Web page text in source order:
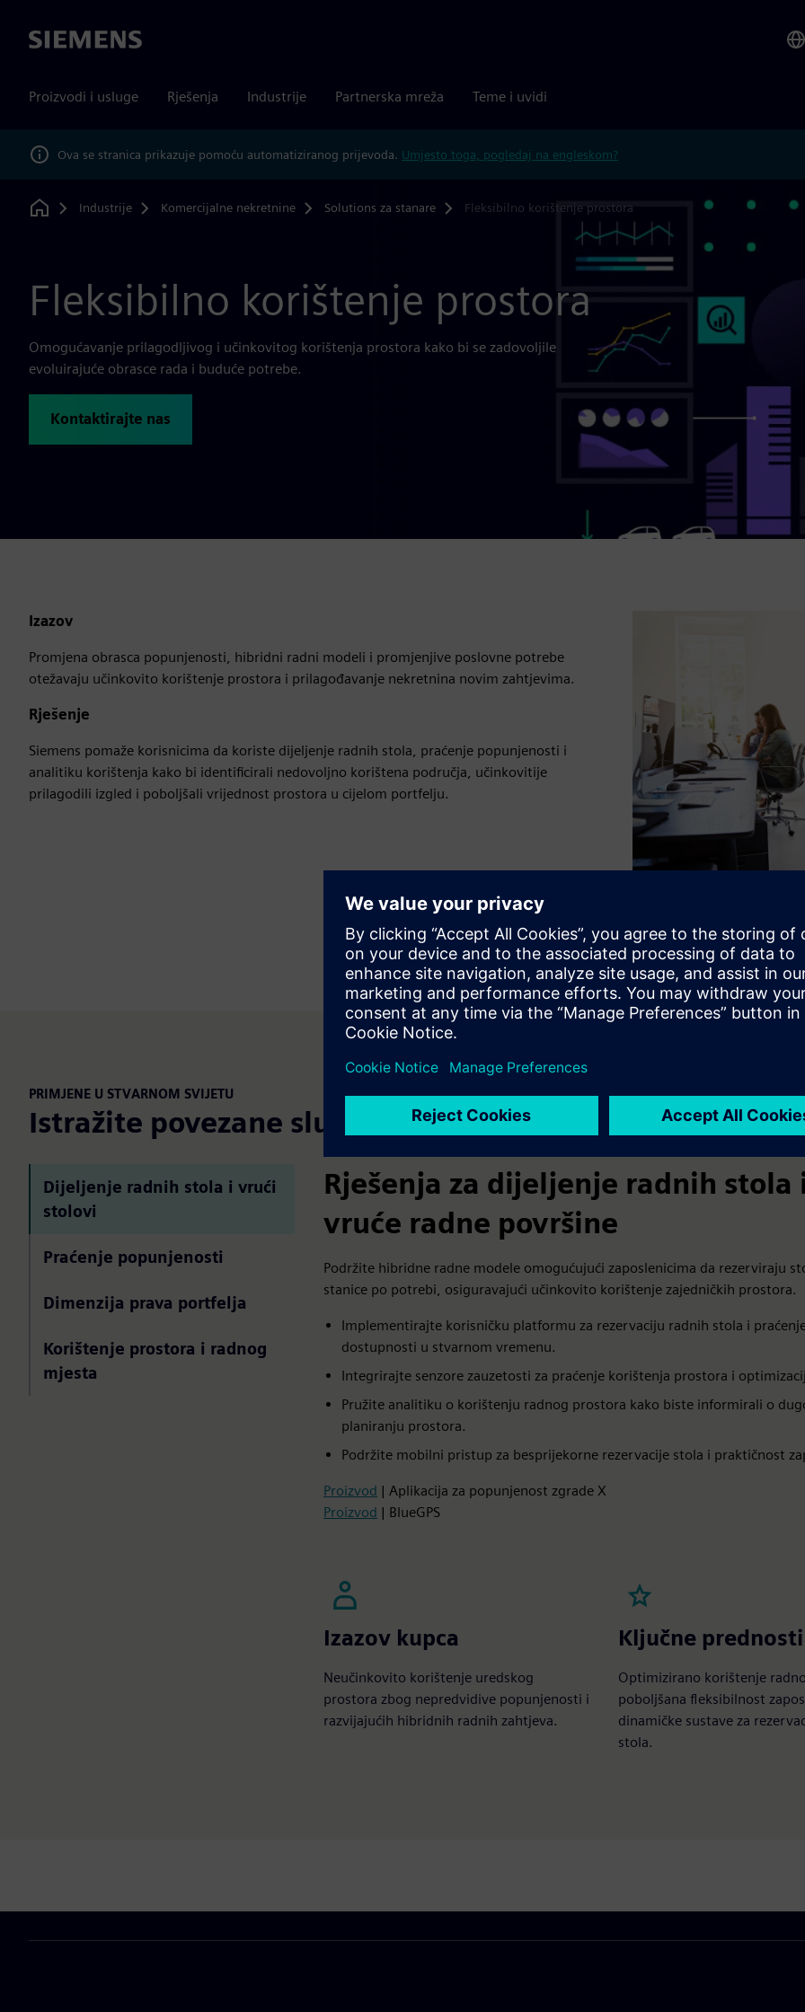
Siemens
Proizvodi i usluge Rješenja Industrije Partnerska mreža Teme i uvidi
Ova se stranica prikazuje pomoću automatiziranog prijevoda. Umjesto toga, pogledaj na engleskom?
Home
Industrije Komercijalne nekretnine Solutions za stanare Fleksibilno korištenje prostora
Fleksibilno korištenje prostora
Omogućavanje prilagodljivog i učinkovitog korištenja prostora kako bi se zadovoljile
evoluirajuće obrasce rada i buduće potrebe.
Kontaktirajte nas
Izazov
Promjena obrasca popunjenosti, hibridni radni modeli i promjenjive poslovne potrebe
otežavaju učinkovito korištenje prostora i prilagođavanje nekretnina novim zahtjevima.
Rješenje
Siemens pomaže korisnicima da koriste dijeljenje radnih stola, praćenje popunjenosti i
analitiku korištenja kako bi identificirali nedovoljno korištena područja, učinkovitije
prilagodili izgled i poboljšali vrijednost prostora u cijelom portfelju.
PRIMJENE U STVARNOM SVIJETU
Istražite povezane slučajeve upotrebe
Dijeljenje radnih stola i vrući
stolovi
Praćenje popunjenosti
Dimenzija prava portfelja
Korištenje prostora i radnog
mjesta
Rješenja za dijeljenje radnih stola
vruće radne površine
Podržite hibridne radne modele omogućujući zaposlenicima da rezerviraju
stanice po potrebi, osiguravajući učinkovito korištenje zajedničkih prostora.
Implementirajte korisničku platformu za rezervaciju radnih stola i
dostupnosti u stvarnom vremenu.
Integrirajte senzore zauzetosti za praćenje korištenja prostora i
Pružite analitiku o korištenju radnog prostora kako biste informirali o
planiranju prostora.
Podržite mobilni pristup za besprijekorne rezervacije stola i praktičnost
Proizvod | Aplikacija za popunjenost zgrade X
Proizvod | BlueGPS
Izazov kupca
Neučinkovito korištenje uredskog
prostora zbog nepredvidive popunjenosti i
razvijajućih hibridnih radnih zahtjeva.
Ključne prednosti
Optimizirano korištenje
poboljšana fleksibilnost
dinamičke sustave za
stola.